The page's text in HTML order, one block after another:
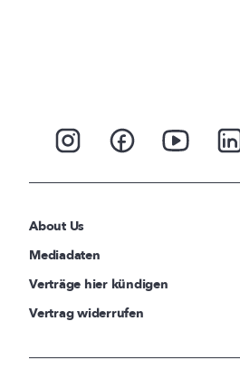
About Us
Mediadaten
Verträge hier kündigen
Vertrag widerrufen